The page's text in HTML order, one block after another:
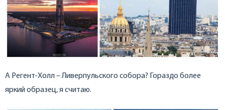
А Регент-Холл – Ливерпульского собора? Гораздо более
яркий образец, я считаю.